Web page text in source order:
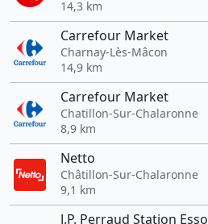
14,3 km
Carrefour Market
Charnay-Lès-Mâcon
14,9 km
Carrefour Market
Chatillon-Sur-Chalaronne
8,9 km
Netto
Châtillon-Sur-Chalaronne
9,1 km
J.P. Perraud Station Esso